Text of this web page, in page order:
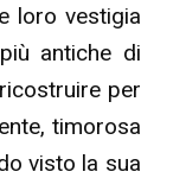
loro vestigia
antiche di
per
timorosa
visto la sua